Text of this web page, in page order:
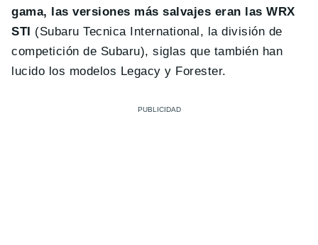
gama, las versiones más salvajes eran las WRX
STI (Subaru Tecnica International, la división de
competición de Subaru), siglas que también han
lucido los modelos Legacy y Forester.